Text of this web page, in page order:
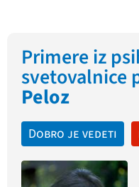
Primere iz
svetovalnice
Peloz
Dobro je vedeti